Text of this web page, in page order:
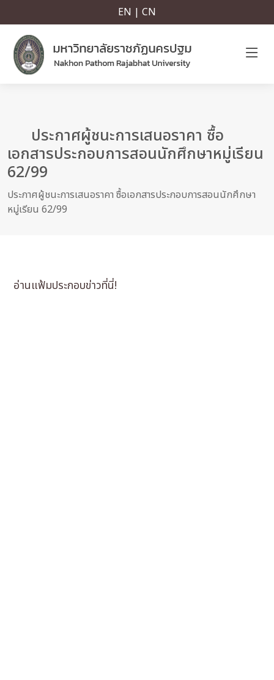
EN | CN
ประกาศผู้ชนะการเสนอราคา ซื้อ
เอกสารประกอบการสอนนักศึกษาหมู่เรียน
62/99
ประกาศผู้ชนะการเสนอราคา ซื้อเอกสารประกอบการสอนนักศึกษา
หมู่เรียน 62/99
อ่านแฟ้มประกอบข่าวที่นี่!